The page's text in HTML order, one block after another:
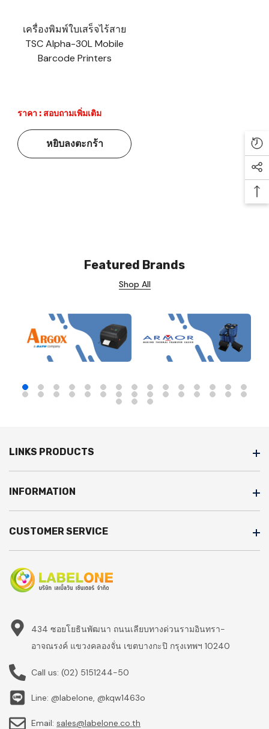
เครื่องพิมพ์ใบเสร็จไร้สาย
TSC Alpha-30L Mobile
Barcode Printers
ราคา : สอบถามเพิ่มเติม
หยิบลงตะกร้า
Featured Brands
Shop All
LINKS PRODUCTS
INFORMATION
CUSTOMER SERVICE
434 ซอยโยธินพัฒนา ถนนเลียบทางด่วนรามอินทรา-
อาจณรงค์ แขวงคลองจั่น เขตบางกะปิ กรุงเทพฯ 10240
Call us: (02) 5151244-50
Line: @labelone, @kqw1463o
Email: sales@labelone.co.th